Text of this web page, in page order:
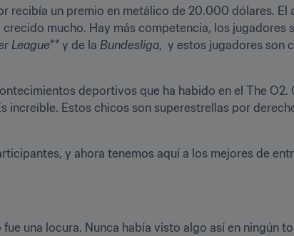
recibía un premio en metálico de 20.000 dólares. El
mucho. Hay más competencia, los jugadores
League** y de la Bundesliga,  y estos jugadores son
deportivos que ha habido en el The O2.
increíble. Estos chicos son superestrellas por
y ahora tenemos aquí a los mejores de
una locura. Nunca había visto algo así en ningún